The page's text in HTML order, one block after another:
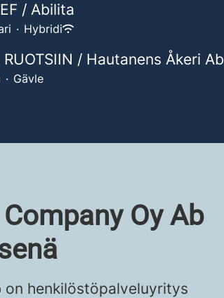
/ Abilita
· Hybridi
/ Hautanens Åkeri Ab
· Gävle
Oy Ab
on henkilöstöpalveluyritys